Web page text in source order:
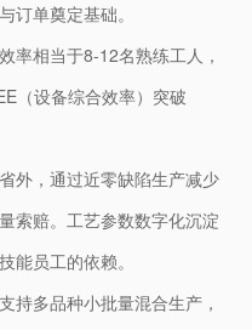
订单奠定基础。
率相当于8-12名熟练工人，
（设备综合效率）突破
外，通过近零缺陷生产减少
索赔。工艺参数数字化沉淀
能员工的依赖。
持多品种小批量混合生产，